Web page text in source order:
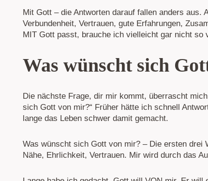
Mit Gott – die Antworten darauf fallen anders
Verbundenheit, Vertrauen, gute Erfahrungen,
MIT Gott passt, brauche ich vielleicht gar nicht so
Was wünscht sich
Die nächste Frage, dir mir kommt, überrascht
sich Gott von mir?“ Früher hätte ich schnell
lange das Leben schwer damit gemacht.
Was wünscht sich Gott von mir? – Die ersten drei
Nähe, Ehrlichkeit, Vertrauen. Mir wird durch das